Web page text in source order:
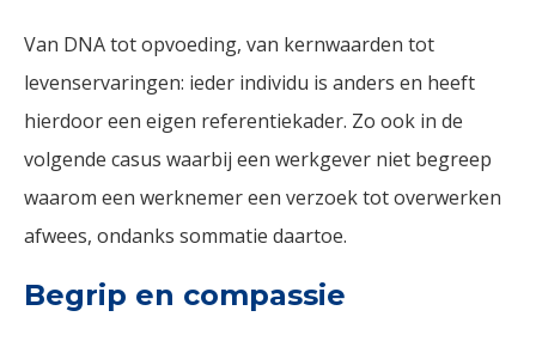
Van DNA tot opvoeding, van kernwaarden tot
levenservaringen: ieder individu is anders en heeft
hierdoor een eigen referentiekader. Zo ook in de
volgende casus waarbij een werkgever niet begreep
waarom een werknemer een verzoek tot overwerken
afwees, ondanks sommatie daartoe.
Begrip en compassie